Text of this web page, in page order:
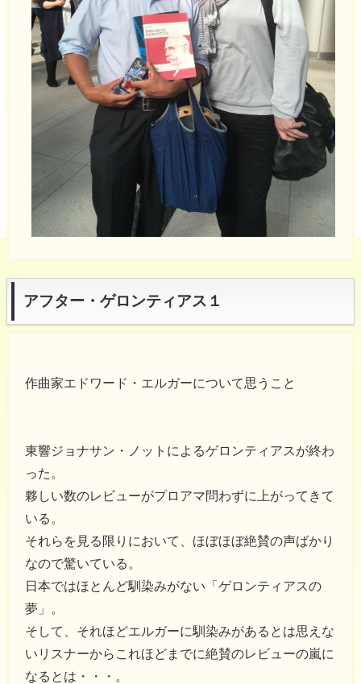
アフター・ゲロンティアス１
作曲家エドワード・エルガーについて思うこと
東響ジョナサン・ノットによるゲロンティアスが終わ
った。
夥しい数のレビューがプロアマ問わずに上がってきて
いる。
それらを見る限りにおいて、ほぼほぼ絶賛の声ばかり
なので驚いている。
日本ではほとんど馴染みがない「ゲロンティアスの
夢」。
そして、それほどエルガーに馴染みがあるとは思えな
いリスナーからこれほどまでに絶賛のレビューの嵐に
なるとは・・・。